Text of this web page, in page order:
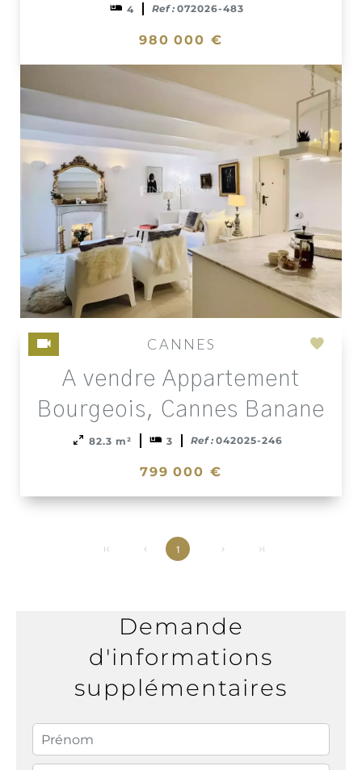
4 Ref : 072026-483
980 000 €
CANNES
A vendre Appartement
Bourgeois, Cannes Banane
82.3 m² 3 Ref : 042025-246
799 000 €
1
Demande
d'informations
supplémentaires